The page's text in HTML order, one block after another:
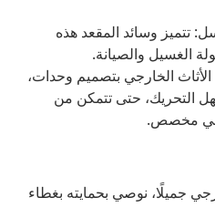
تتميز وسائد المقعد هذه
الغسيل والصيانة.
الخارجي بتصميم وحدات،
التحريك، حتى تتمكن من
مخصص.
جميلًا، نوصي بحمايته بغطاء